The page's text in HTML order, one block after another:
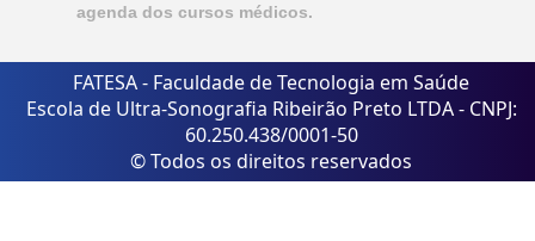
agenda dos cursos médicos.
FATESA - Faculdade de Tecnologia em Saúde
Escola de Ultra-Sonografia Ribeirão Preto LTDA - CNPJ:
60.250.438/0001-50
© Todos os direitos reservados